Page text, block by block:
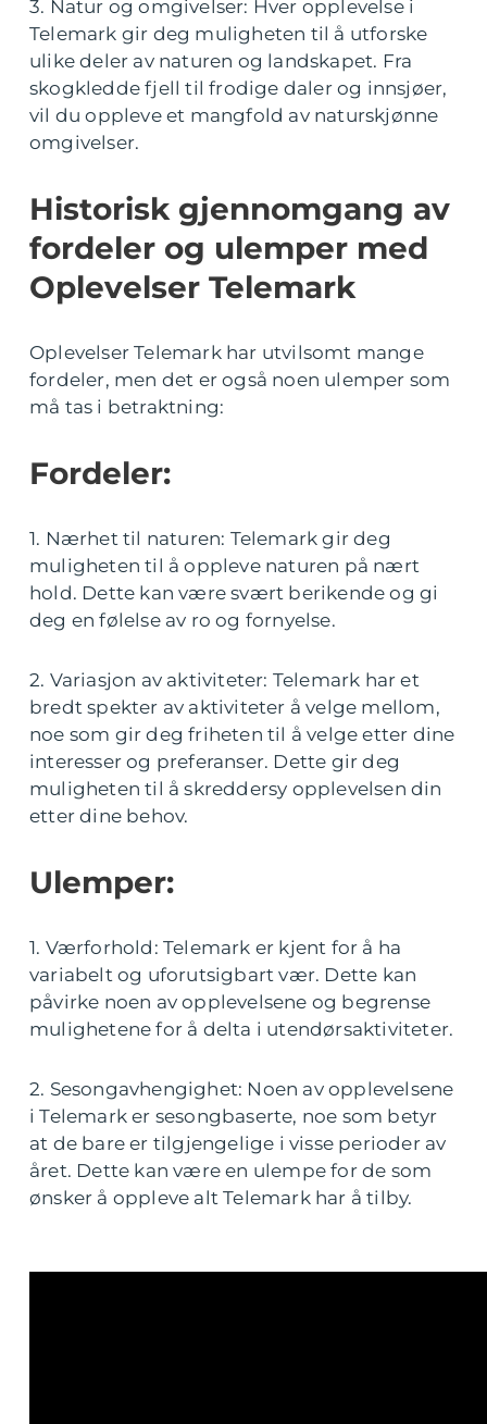
3. Natur og omgivelser: Hver opplevelse i
Telemark gir deg muligheten til å utforske
ulike deler av naturen og landskapet. Fra
skogkledde fjell til frodige daler og innsjøer,
vil du oppleve et mangfold av naturskjønne
omgivelser.
Historisk gjennomgang av
fordeler og ulemper med
Oplevelser Telemark
Oplevelser Telemark har utvilsomt mange
fordeler, men det er også noen ulemper som
må tas i betraktning:
Fordeler:
1. Nærhet til naturen: Telemark gir deg
muligheten til å oppleve naturen på nært
hold. Dette kan være svært berikende og gi
deg en følelse av ro og fornyelse.
2. Variasjon av aktiviteter: Telemark har et
bredt spekter av aktiviteter å velge mellom,
noe som gir deg friheten til å velge etter dine
interesser og preferanser. Dette gir deg
muligheten til å skreddersy opplevelsen din
etter dine behov.
Ulemper:
1. Værforhold: Telemark er kjent for å ha
variabelt og uforutsigbart vær. Dette kan
påvirke noen av opplevelsene og begrense
mulighetene for å delta i utendørsaktiviteter.
2. Sesongavhengighet: Noen av opplevelsene
i Telemark er sesongbaserte, noe som betyr
at de bare er tilgjengelige i visse perioder av
året. Dette kan være en ulempe for de som
ønsker å oppleve alt Telemark har å tilby.